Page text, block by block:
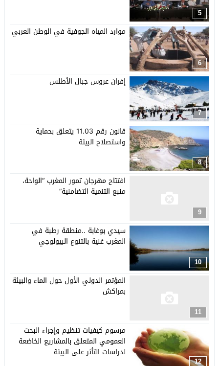
5
6
موارد المياه الجوفية في الوطن العربي
7
إفران عروس جبال الأطلس
8
قانون رقم 11.03 يتعلق بحماية
واستصلاح البيئة
9
افتتاح مهرجان تمور المغرب “الواحة،
منبع التنمية التضامنية”
10
سيدي بوغابة ..منطقة رطبة في
المغرب غنية بالتنوع البيولوجي
11
المؤتمر الدولي الأول حول الماء والبيئة
بمراكش
12
مرسوم كيفيات تنظيم وإجراء البحث
العمومي المتعلق بالمشاريع الخاضعة
لدراسات التأثر على البيئة